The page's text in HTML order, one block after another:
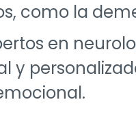
como la
en
y